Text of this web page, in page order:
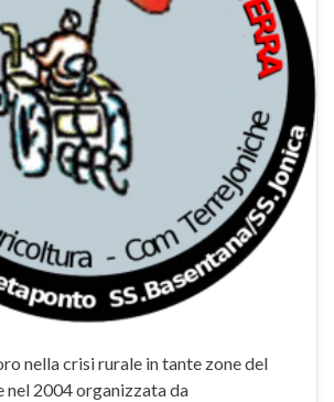
nella crisi rurale in tante zone del
nel 2004 organizzata da